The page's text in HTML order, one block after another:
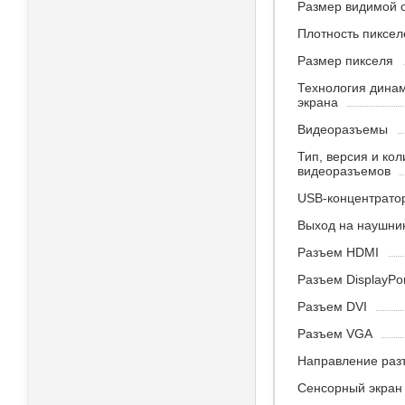
Размер видимой
Плотность
Размер пикселя
Технология
экрана
Видеоразъемы
Тип, версия и
видеоразъемов
USB-
Выход на
Разъем HDMI
Разъем
Разъем DVI
Разъем VGA
Направление
Сенсорный экран